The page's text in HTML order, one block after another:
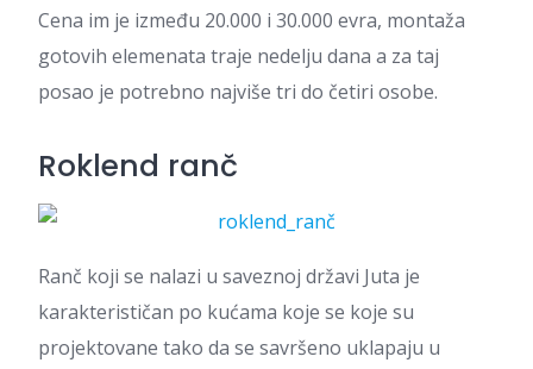
Cena im je između 20.000 i 30.000 evra, montaža
gotovih elemenata traje nedelju dana a za taj
posao je potrebno najviše tri do četiri osobe.
Roklend ranč
Ranč koji se nalazi u saveznoj državi Juta je
karakterističan po kućama koje se koje su
projektovane tako da se savršeno uklapaju u